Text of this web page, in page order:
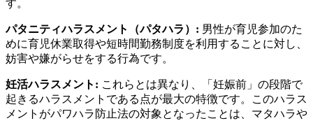
す。
パタニティハラスメント（パタハラ）: 男性が育児参加のた
めに育児休業取得や短時間勤務制度を利用することに対し、
妨害や嫌がらせをする行為です。
妊活ハラスメント: これらとは異なり、「妊娠前」の段階で
起きるハラスメントである点が最大の特徴です。このハラス
メントがパワハラ防止法の対象となったことは、マタハラや